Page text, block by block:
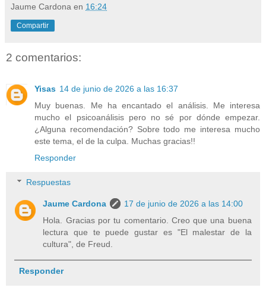
Jaume Cardona en 16:24
Compartir
2 comentarios:
Yisas 14 de junio de 2026 a las 16:37
Muy buenas. Me ha encantado el análisis. Me interesa
mucho el psicoanálisis pero no sé por dónde empezar.
¿Alguna recomendación? Sobre todo me interesa mucho
este tema, el de la culpa. Muchas gracias!!
Responder
Respuestas
Jaume Cardona
17 de junio de 2026 a las 14:00
Hola. Gracias por tu comentario. Creo que una buena
lectura que te puede gustar es "El malestar de la
cultura", de Freud.
Responder